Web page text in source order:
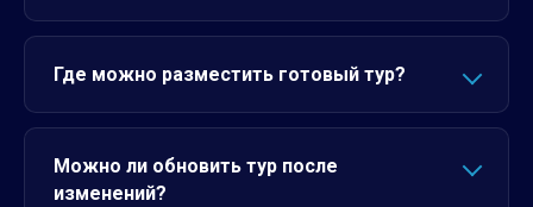
Где можно разместить готовый тур?
Можно ли обновить тур после
изменений?